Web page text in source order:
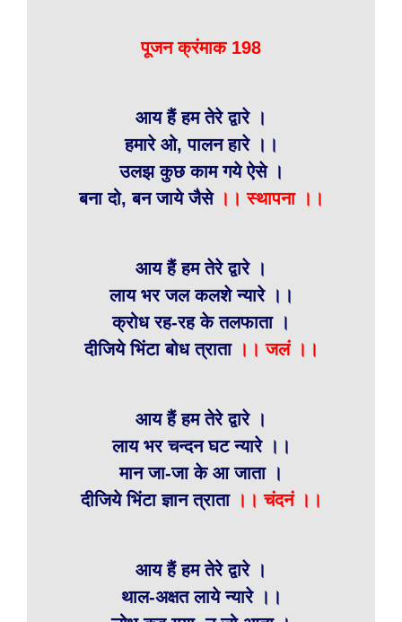
पूजन क्रंमाक 198
आय हैं हम तेरे द्वारे ।
हमारे ओ, पालन हारे ।।
उलझ कुछ काम गये ऐसे ।
बना दो, बन जाये जैसे ।। स्थापना ।।
आय हैं हम तेरे द्वारे ।
लाय भर जल कलशे न्यारे ।।
क्रोध रह-रह के तलफाता ।
दीजिये भिंटा बोध त्राता।। जलं ।।
आय हैं हम तेरे द्वारे ।
लाय भर चन्दन घट न्यारे ।।
मान जा-जा के आ जाता ।
दीजिये भिंटा ज्ञान त्राता।। चंदनं ।।
आय हैं हम तेरे द्वारे ।
थाल-अक्षत लाये न्यारे ।।